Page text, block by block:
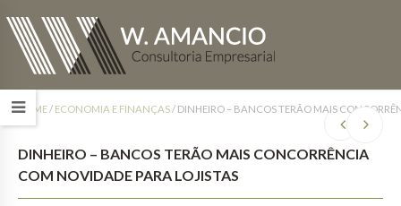
HOME/ ECONOMIA E FINANÇAS/ DINHEIRO – BANCOS TERÃO MAIS
DINHEIRO – BANCOS TERÃO MAIS CONCORRÊNCIA
COM NOVIDADE PARA LOJISTAS